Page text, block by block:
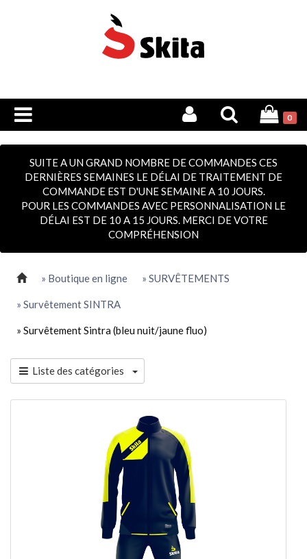
0
SUITE A UN GRAND NOMBRE DE COMMANDES CES
DERNIÈRES SEMAINES LE DÉLAI DE TRAITEMENT DE
COMMANDE EST D'UNE SEMAINE A 10 JOURS.
POUR LES COMMANDES AVEC PERSONNALISATION LE
DÉLAI EST DE 10 A 15 JOURS. MERCI DE VOTRE
COMPRÉHENSION
» Boutique en ligne » SURVÊTEMENTS
» Survêtement SINTRA
» Survêtement Sintra (bleu nuit/jaune fluo)
Liste des catégories